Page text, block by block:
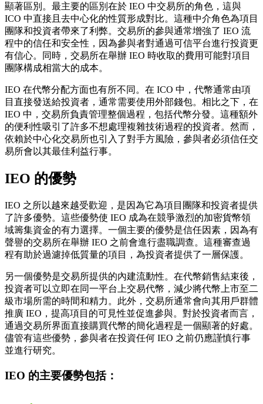
顯著區別。最主要的區別在於 IEO 中交易所的角色，這與
ICO 中直接且去中心化的性質形成對比。這種中介角色為項目
團隊和投資者帶來了利弊。交易所的參與通常增強了 IEO 流
程中的信任和安全性，因為參與者對通過可信平台進行投資更
有信心。同時，交易所在舉辦 IEO 時收取的費用可能對項目
團隊構成相當大的成本。
IEO 在代幣分配方面也有所不同。在 ICO 中，代幣通常由項
目直接發送給投資者，通常需要使用外部錢包。相比之下，在
IEO 中，交易所負責管理整個過程，包括代幣分發。這種額外
的便利性吸引了許多不想處理複雜技術過程的投資者。然而，
依賴於中心化交易所也引入了對手方風險，參與者必須信任交
易所會以其最佳利益行事。
IEO 的優勢
IEO 之所以越來越受歡迎，是因為它為項目團隊和投資者提供
了許多優勢。這些優勢使 IEO 成為在競爭激烈的加密貨幣領
域籌集資金的有力選擇。一個主要的優勢是信任因素，因為有
聲譽的交易所在舉辦 IEO 之前會進行盡職調查。這種審查過
程有助於過濾掉低質量的項目，為投資者提供了一層保護。
另一個優勢是交易所提供的內建流動性。在代幣銷售結束後，
投資者可以立即在同一平台上交易代幣，減少將代幣上市至二
級市場所需的時間和精力。此外，交易所通常會向其用戶群體
推廣 IEO，提高項目的可見性並促進參與。對於投資者而言，
通過交易所界面直接購買代幣的簡化過程是一個顯著的好處。
儘管有這些優勢，參與者在投資任何 IEO 之前仍應謹慎行事
並進行研究。
IEO 的主要優勢包括：